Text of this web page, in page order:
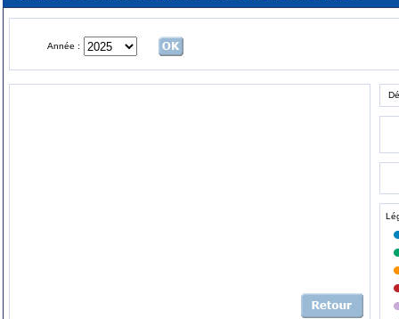
Année :